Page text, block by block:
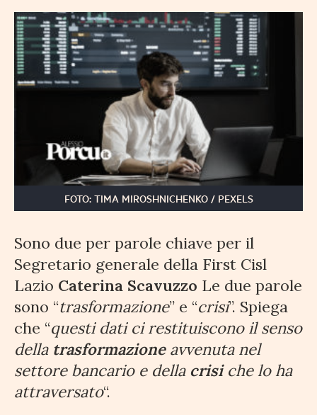
FOTO: TIMA MIROSHNICHENKO / PEXELS
Sono due per parole chiave per il
Segretario generale della First Cisl
Lazio Caterina Scavuzzo Le due parole
sono “trasformazione” e “crisi”. Spiega
che “questi dati ci restituiscono il senso
della trasformazioneavvenuta nel
settore bancario e della crisiche lo ha
attraversato“.